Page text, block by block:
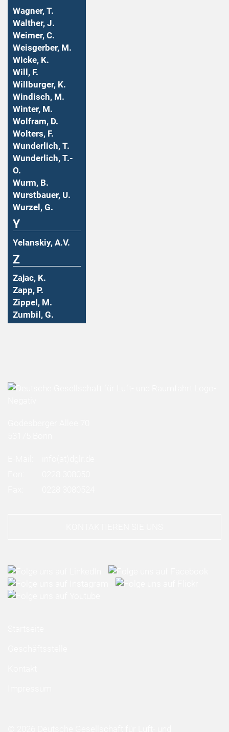
Wagner, T.
Walther, J.
Weimer, C.
Weisgerber, M.
Wicke, K.
Will, F.
Willburger, K.
Windisch, M.
Winter, M.
Wolfram, D.
Wolters, F.
Wunderlich, T.
Wunderlich, T.-
O.
Wurm, B.
Wurstbauer, U.
Wurzel, G.
Y
Yelanskiy, A.V.
Z
Zajac, K.
Zapp, P.
Zippel, M.
Zumbil, G.